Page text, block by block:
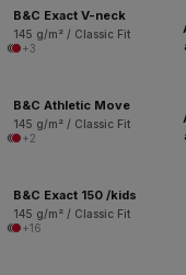
B&C Exact V-neck
145 g/m² / Classic Fit
+3
B&C Athletic Move
145 g/m² / Classic Fit
+2
B&C Exact 150 /kids
145 g/m² / Classic Fit
+16